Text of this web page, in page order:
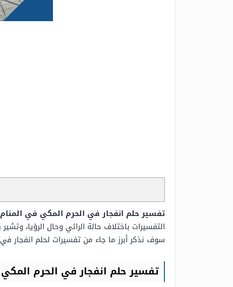
تفسير حلم انفجار في الحرم المكي في المنام
التفسيرات باختلاف حالة الرائي وحال الرؤيا، وتشير
سوف نذكر أبرز ما جاء من تفسيرات لحلم انفجار
تفسير حلم انفجار في الحرم